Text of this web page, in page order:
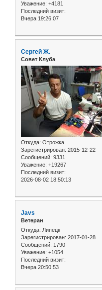
Уважение: +4181
Последний визит:
Вчера 19:26:07
Сергей Ж.
Совет Клуба
Откуда: Отрожка
Зарегистрирован: 2015-12-22
Сообщений: 9331
Уважение: +19267
Последний визит:
2026-08-02 18:50:13
Javs
Ветеран
Откуда: Липецк
Зарегистрирован: 2017-01-28
Сообщений: 1790
Уважение: +1054
Последний визит:
Вчера 20:50:53